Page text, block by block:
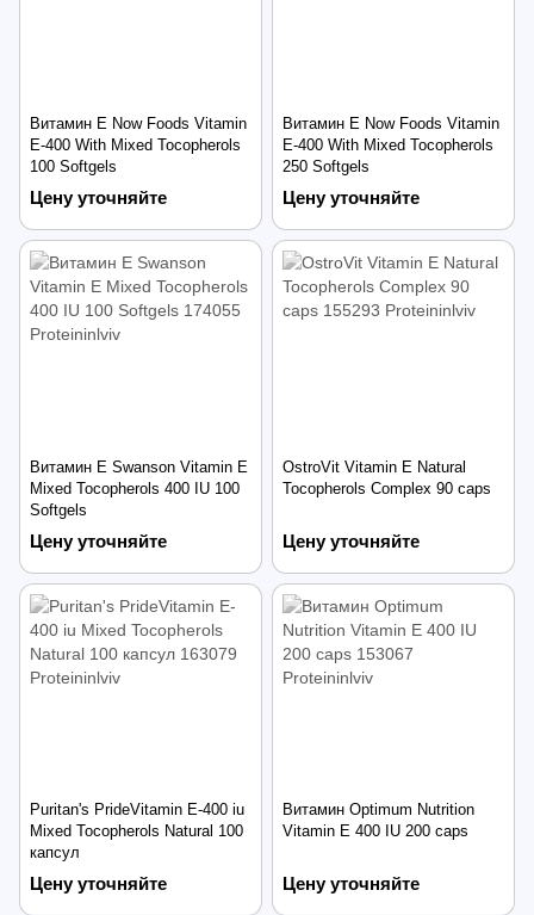
Витамин Е Now Foods Vitamin
E-400 With Mixed Tocopherols
100 Softgels
Цену уточняйте
Витамин Е Now Foods Vitamin
E-400 With Mixed Tocopherols
250 Softgels
Цену уточняйте
Витамин Е Swanson Vitamin E
Mixed Tocopherols 400 IU 100
Softgels
Цену уточняйте
OstroVit Vitamin E Natural
Tocopherols Complex 90 caps
Цену уточняйте
Puritan's PrideVitamin E-400 iu
Mixed Tocopherols Natural 100
капсул
Цену уточняйте
Витамин Optimum Nutrition
Vitamin E 400 IU 200 caps
Цену уточняйте